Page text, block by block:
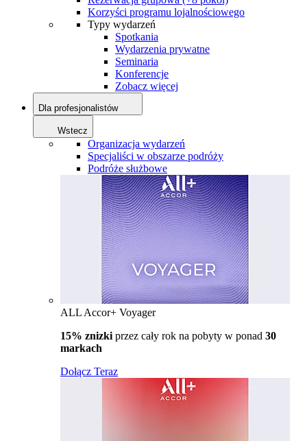
Korzyści programu lojalnościowego
Typy wydarzeń
Spotkania
Wydarzenia prywatne
Seminaria
Konferencje
Zobacz więcej
Dla profesjonalistów
Wstecz
Organizacja wydarzeń
Specjaliści w obszarze podróży
Podróże służbowe
ALL Accor+ Voyager
15% znizki przez cały rok na pobyty w ponad 30
markach
Dołącz Teraz